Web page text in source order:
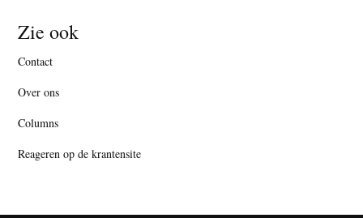
Zie ook
Contact
Over ons
Columns
Reageren op de krantensite